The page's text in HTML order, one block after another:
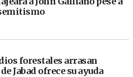
forestales arrasan
Jabad ofrece su ayuda